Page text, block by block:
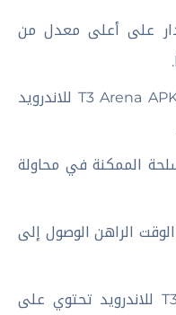
على أعلى معدل من
تحميل لعبة T3 Arena APK 2025 للاندرويد
الممكنة في محاولة
الراهن الوصول إلى
الآن لعبة T3 Arena للاندرويد تحتوي على